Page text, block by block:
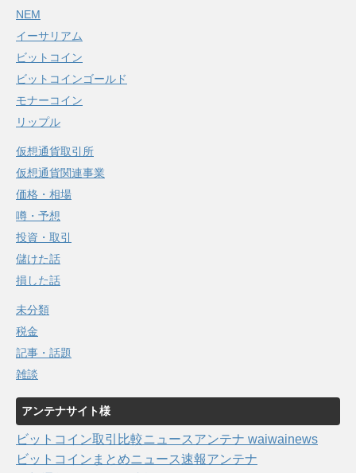
NEM
イーサリアム
ビットコイン
ビットコインゴールド
モナーコイン
リップル
仮想通貨取引所
仮想通貨関連事業
価格・相場
噂・予想
投資・取引
儲けた話
損した話
未分類
税金
記事・話題
雑談
アンテナサイト様
ビットコイン取引比較ニュースアンテナ waiwainews
ビットコインまとめニュース速報アンテナ